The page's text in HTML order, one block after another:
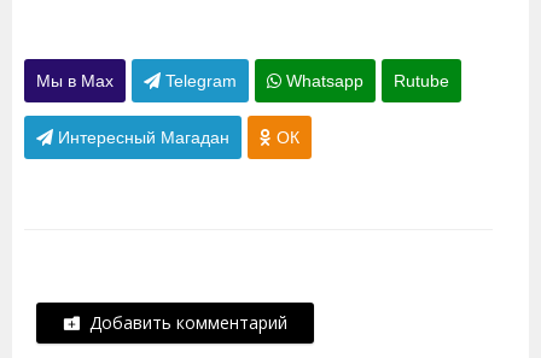
Мы в Max Telegram Whatsapp Rutube
Интересный Магадан ОК
Добавить комментарий